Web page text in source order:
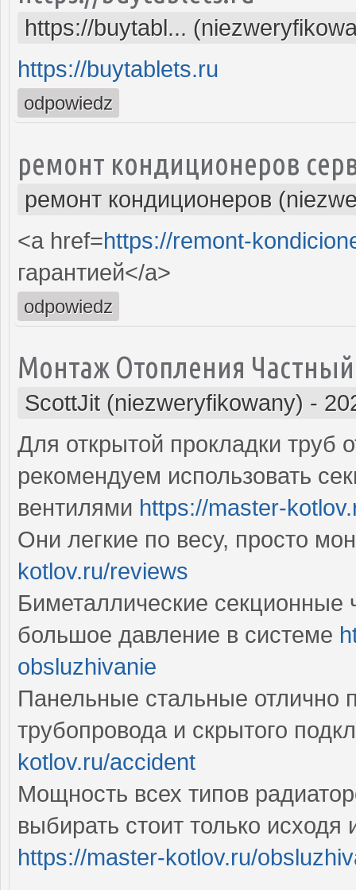
https://buytabl...
https://buytablets.ru
odpowiedz
ремонт кондиционеров
ремонт кондиционеров
<a href=https://remont-
гарантией</a>
odpowiedz
Монтаж Отопления
ScottJit (niezweryfikowany) -
Для открытой прокладки труб
рекомендуем использовать
вентилями https://master-
Они легкие по весу, просто
kotlov.ru/reviews
Биметаллические секционные
большое давление в системе
obsluzhivanie
Панельные стальные отлично
трубопровода и скрытого
kotlov.ru/accident
Мощность всех типов
выбирать стоит только
https://master-kotlov.ru/